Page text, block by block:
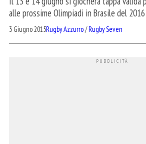
alle prossime Olimpiadi in Brasile del 2016
3 Giugno 2015Rugby Azzurro/Rugby Seven